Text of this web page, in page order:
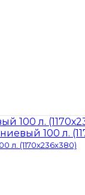
л. (1170х236х380)